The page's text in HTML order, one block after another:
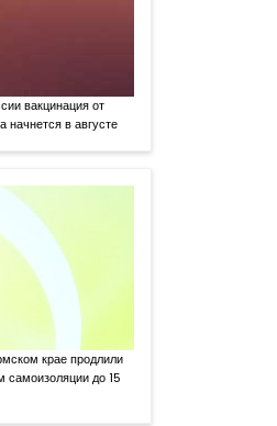
вакцинация от
начнется в августе
крае продлили
самоизоляции до 15